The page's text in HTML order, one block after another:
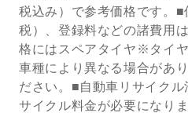
税込み）で参考価格です。
税）、登録料などの諸費用
格にはスペアタイヤ※タイ
車種により異なる場合があ
ださい。■自動車リサイクル
サイクル料金が必要になり